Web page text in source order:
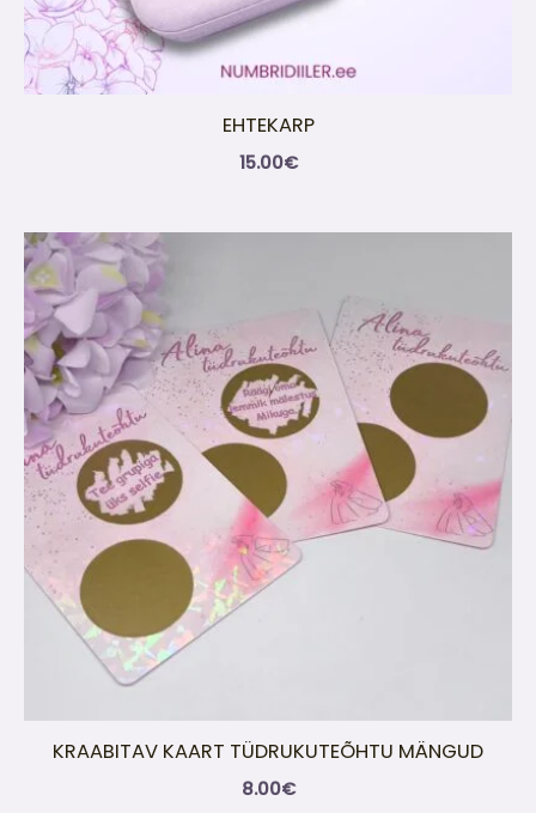
EHTEKARP
15.00€
KRAABITAV KAART TÜDRUKUTEÕHTU MÄNGUD
8.00€